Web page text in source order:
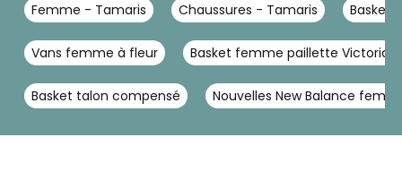
Femme - Tamaris Chaussures - Tamaris
Vans femme à fleur Basket femme paillette Victoria
Basket talon compensé Nouvelles New Balance